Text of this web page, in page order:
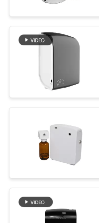
ПУТЕШЕСТВИЕ
ПРОВЕРКА
КАЧЕСТВА
СВЯЖИТЕСЬ
НОВОСТИ
СПРОСИТЕ